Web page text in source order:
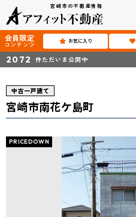
宮崎市の不動産情報
会員限定
コンテンツ お気に入り
2072 件ただいま公開中
中古一戸建て
宮崎市南花ケ島町
PRICEDOWN